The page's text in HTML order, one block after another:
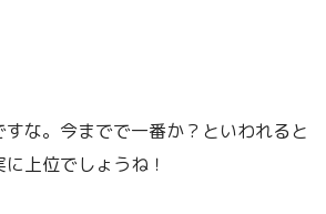
な。今までで一番か？といわれると
上位でしょうね！